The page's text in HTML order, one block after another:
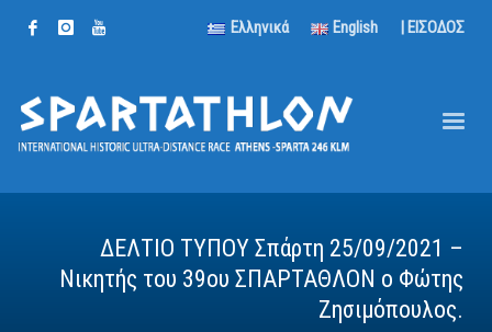
Ελληνικά English | ΕΙΣΟΔΟΣ
ΔΕΛΤΙΟ ΤΥΠΟΥ Σπάρτη 25/09/2021 –
Νικητής του 39ου ΣΠΑΡΤΑΘΛΟΝ ο Φώτης
Ζησιμόπουλος.